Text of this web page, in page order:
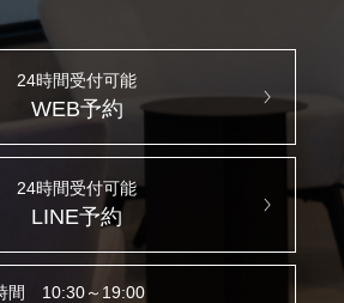
24時間受付可能
WEB予約
24時間受付可能
LINE予約
間 10:30～19:00